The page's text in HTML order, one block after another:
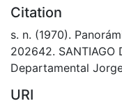
Citation
s. n. (1970).
202642. SANTIAGO
Departamental
URI